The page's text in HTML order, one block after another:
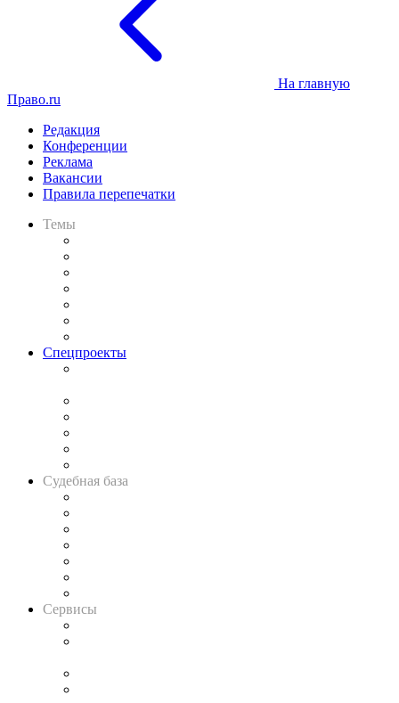
На главную
Право.ru
Редакция
Конференции
Реклама
Вакансии
Правила перепечатки
Темы
Спецпроекты
Судебная база
Сервисы